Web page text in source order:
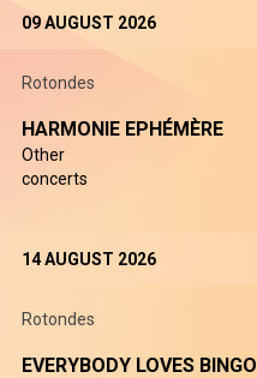
09 AUGUST 2026
Rotondes
HARMONIE EPHÉMÈRE
Other
concerts
14 AUGUST 2026
Rotondes
EVERYBODY LOVES BINGO